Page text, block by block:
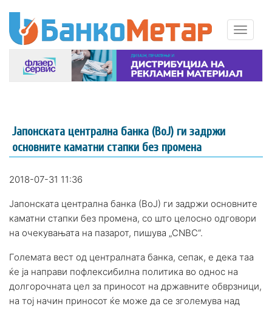
Јапонската централна банка (ВоЈ) ги задржи
основните каматни стапки без промена
2018-07-31 11:36
Јапонската централна банка (ВоЈ) ги задржи основните
каматни стапки без промена, со што целосно одговори
на очекувањата на пазарот, пишува „CNBC“.
Големата вест од централната банка, сепак, е дека таа
ќе ја направи пофлексибилна политика во однос на
долгорочната цел за приносот на државните обврзници,
на тој начин приносот ќе може да се зголемува над